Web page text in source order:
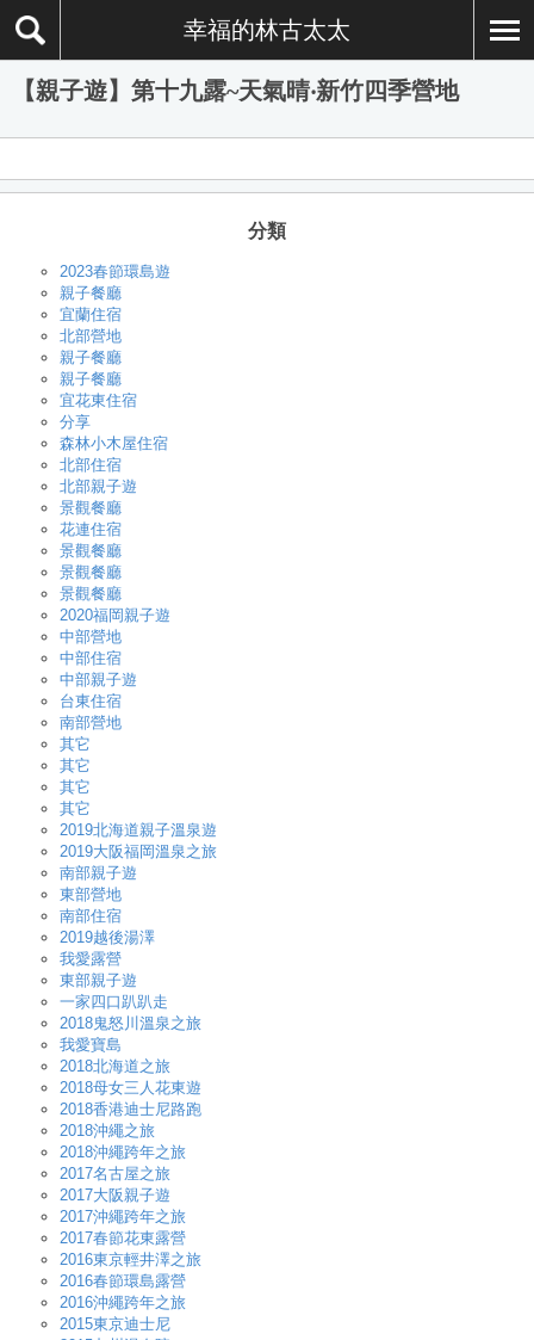
幸福的林古太太
【親子遊】第十九露~天氣晴‧新竹四季營地
分類
2023春節環島遊
親子餐廳
宜蘭住宿
北部營地
親子餐廳
親子餐廳
宜花東住宿
分享
森林小木屋住宿
北部住宿
北部親子遊
景觀餐廳
花連住宿
景觀餐廳
景觀餐廳
景觀餐廳
2020福岡親子遊
中部營地
中部住宿
中部親子遊
台東住宿
南部營地
其它
其它
其它
其它
2019北海道親子溫泉遊
2019大阪福岡溫泉之旅
南部親子遊
東部營地
南部住宿
2019越後湯澤
我愛露營
東部親子遊
一家四口趴趴走
2018鬼怒川溫泉之旅
我愛寶島
2018北海道之旅
2018母女三人花東遊
2018香港迪士尼路跑
2018沖繩之旅
2018沖繩跨年之旅
2017名古屋之旅
2017大阪親子遊
2017沖繩跨年之旅
2017春節花東露營
2016東京輕井澤之旅
2016春節環島露營
2016沖繩跨年之旅
2015東京迪士尼